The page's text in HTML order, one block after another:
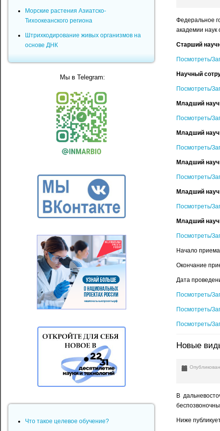
Федеральное
академии наук
Старший
Посмотреть/
Научный
Посмотреть/
Младший
Посмотреть/
Младший
Посмотреть/
Младший
Посмотреть/
Младший
Посмотреть/
Младший
Посмотреть/
Начало
Окончание
Дата
Посмотреть/
Посмотреть/
Посмотреть/
Новые
В
Ниже
Морские растения Азиатско-
Тихоокеанского региона
Штрихкодирование живых организмов на
основе ДНК
Мы в Telegram:
Что такое целевое обучение?